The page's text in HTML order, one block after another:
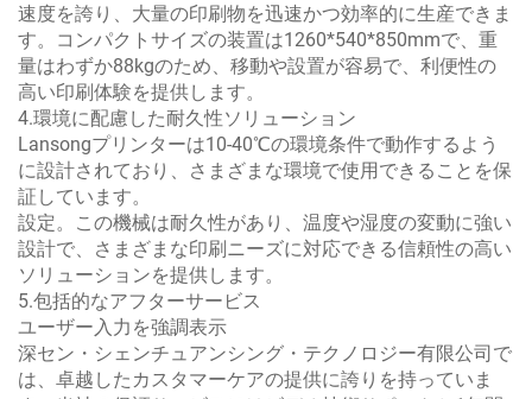
速度を誇り、大量の印刷物を迅速かつ効率的に生産できま
す。コンパクトサイズの装置は1260*540*850mmで、重
量はわずか88kgのため、移動や設置が容易で、利便性の
高い印刷体験を提供します。
4.環境に配慮した耐久性ソリューション
Lansongプリンターは10-40℃の環境条件で動作するよう
に設計されており、さまざまな環境で使用できることを保
証しています。
設定。この機械は耐久性があり、温度や湿度の変動に強い
設計で、さまざまな印刷ニーズに対応できる信頼性の高い
ソリューションを提供します。
5.包括的なアフターサービス
ユーザー入力を強調表示
深セン・シェンチュアンシング・テクノロジー有限公司で
は、卓越したカスタマーケアの提供に誇りを持っていま